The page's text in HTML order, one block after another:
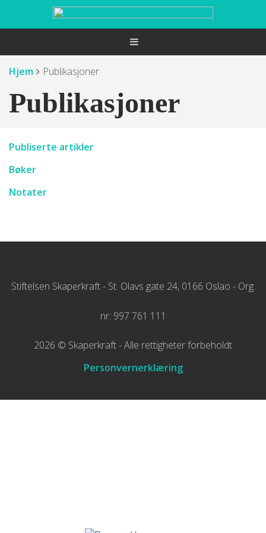
Hjem Publikasjoner
Publikasjoner
Publiserte artikler
Bøker
Notater
Stiftelsen Skaperkraft - St. Olavs gate 24, 0166 Oslao - Org.
nr: 997 761 111
2026 © Skaperkraft - Alle rettigheter forbeholdt
Personvernerklæring